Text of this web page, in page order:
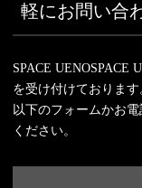
軽にお問い合
SPACE UENOSPACE
を受け付けております
以下のフォームかお電
ください。